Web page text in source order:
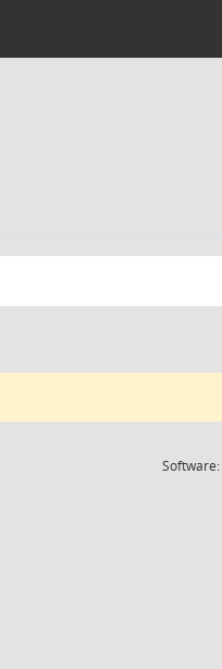
Software: